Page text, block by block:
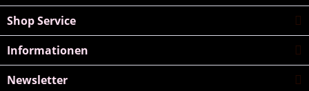
Shop Service
Informationen
Newsletter